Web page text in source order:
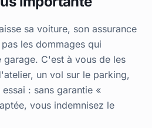
sa voiture, son assurance
les dommages qui
garage. C'est à vous de les
un vol sur le parking,
: sans garantie «
vous indemnisez le